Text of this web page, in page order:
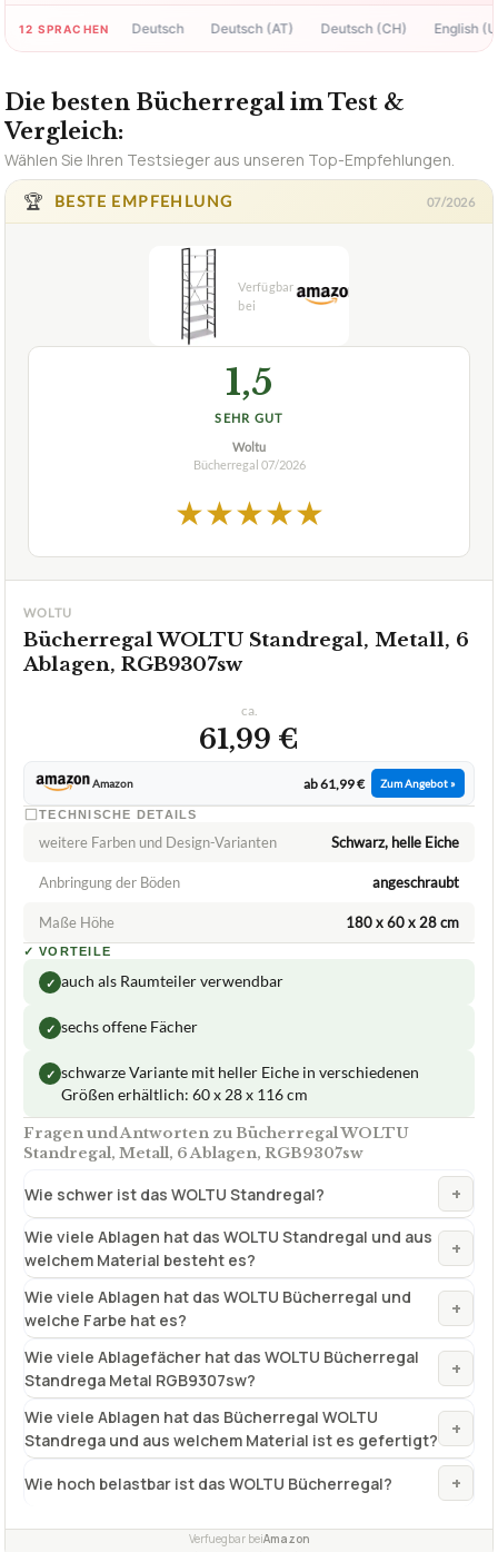
12 SPRACHENDeutsch Deutsch (AT) Deutsch (CH) English (US)
Die besten Bücherregal im Test &
Vergleich:
Wählen Sie Ihren Testsieger aus unseren Top-Empfehlungen.
🏆
BESTE EMPFEHLUNG 07/2026
1,5
SEHR GUT
Woltu
Bücherregal 07/2026
★★★★★
WOLTU
Bücherregal WOLTU Standregal, Metall, 6
Ablagen, RGB9307sw
ca.
61,99 €
Amazon ab 61,99 € Zum Angebot »
TECHNISCHE DETAILS
weitere Farben und Design-Varianten Schwarz, helle Eiche
Anbringung der Böden angeschraubt
Maße Höhe 180 x 60 x 28 cm
✓ VORTEILE
✓ auch als Raumteiler verwendbar
✓ sechs offene Fächer
✓ schwarze Variante mit heller Eiche in verschiedenen
Größen erhältlich: 60 x 28 x 116 cm
Fragen und Antworten zu Bücherregal WOLTU
Standregal, Metall, 6 Ablagen, RGB9307sw
Wie schwer ist das WOLTU Standregal? +
Wie viele Ablagen hat das WOLTU Standregal und aus
welchem Material besteht es?
+
Wie viele Ablagen hat das WOLTU Bücherregal und
welche Farbe hat es?
+
Wie viele Ablagefächer hat das WOLTU Bücherregal
Standrega Metal RGB9307sw?
+
Wie viele Ablagen hat das Bücherregal WOLTU
Standrega und aus welchem Material ist es gefertigt?
+
Wie hoch belastbar ist das WOLTU Bücherregal? +
Verfuegbar beiAmazon